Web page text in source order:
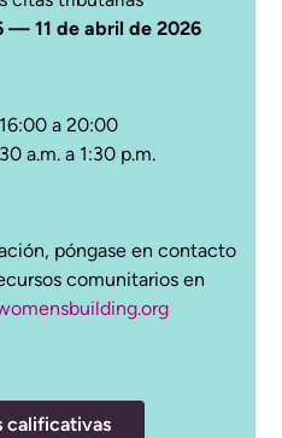
— 11 de abril de 2026
a 20:00
a.m. a 1:30 p.m.
póngase en contacto
comunitarios en
calificativas